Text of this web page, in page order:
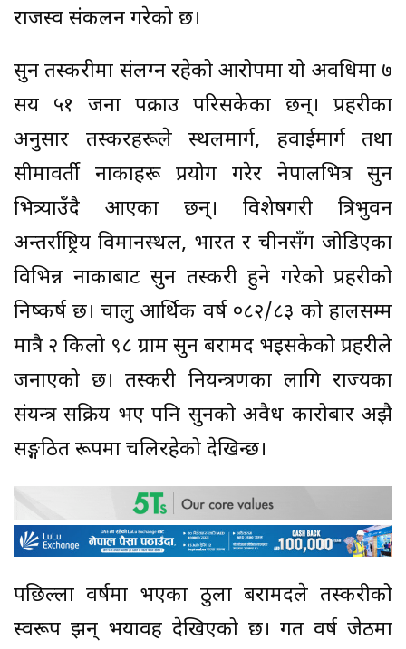
राजस्व संकलन गरेको छ।
सुन तस्करीमा संलग्न रहेको आरोपमा यो अवधिमा ७
सय ५१ जना पक्राउ परिसकेका छन्। प्रहरीका
अनुसार तस्करहरूले स्थलमार्ग, हवाईमार्ग तथा
सीमावर्ती नाकाहरू प्रयोग गरेर नेपालभित्र सुन
भित्र्याउँदै आएका छन्। विशेषगरी त्रिभुवन
अन्तर्राष्ट्रिय विमानस्थल, भारत र चीनसँग जोडिएका
विभिन्न नाकाबाट सुन तस्करी हुने गरेको प्रहरीको
निष्कर्ष छ। चालु आर्थिक वर्ष ०८२/८३ को हालसम्म
मात्रै २ किलो ९८ ग्राम सुन बरामद भइसकेको प्रहरीले
जनाएको छ। तस्करी नियन्त्रणका लागि राज्यका
संयन्त्र सक्रिय भए पनि सुनको अवैध कारोबार अझै
सङ्गठित रूपमा चलिरहेको देखिन्छ।
पछिल्ला वर्षमा भएका ठुला बरामदले तस्करीको
स्वरूप झन् भयावह देखिएको छ। गत वर्ष जेठमा